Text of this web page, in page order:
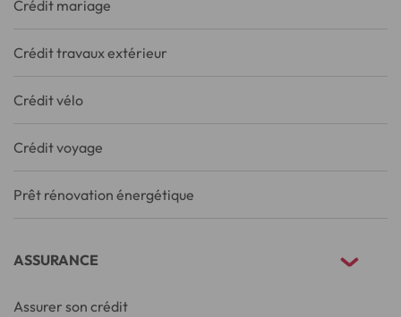
Crédit mariage
Crédit travaux extérieur
Crédit vélo
Crédit voyage
Prêt rénovation énergétique
ASSURANCE
Assurer son crédit